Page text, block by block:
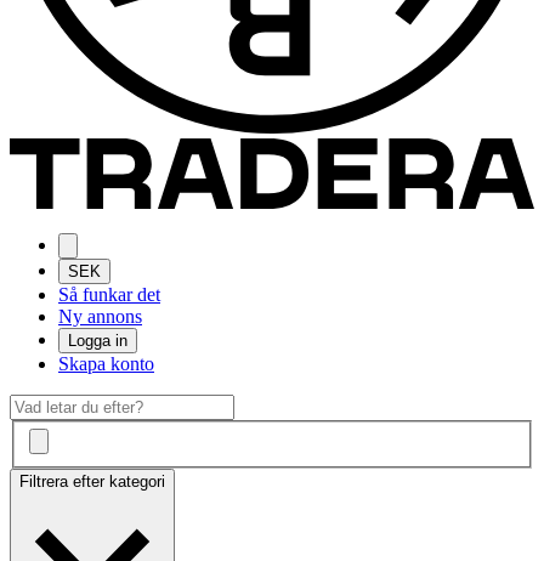
SEK
Så funkar det
Ny annons
Logga in
Skapa konto
Filtrera efter kategori